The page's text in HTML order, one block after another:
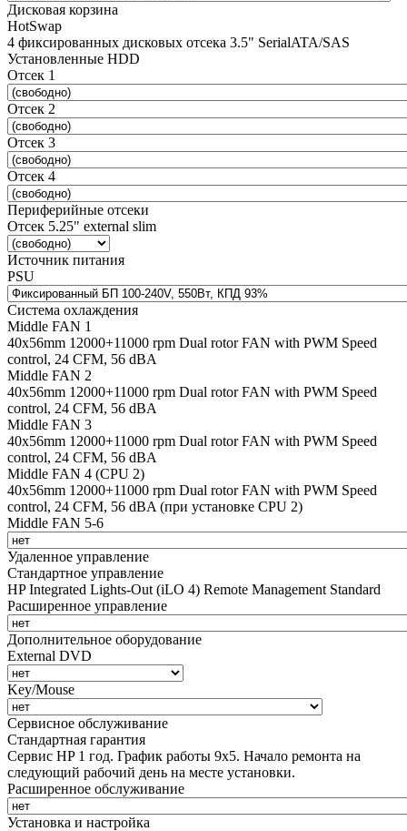
Дисковая корзина
HotSwap
4 фиксированных дисковых отсека 3.5" SerialATA/SAS
Установленные HDD
Отсек 1
Отсек 2
Отсек 3
Отсек 4
Периферийные отсеки
Отсек 5.25" external slim
Источник питания
PSU
Система охлаждения
Middle FAN 1
40х56mm 12000+11000 rpm Dual rotor FAN with PWM Speed
control, 24 CFM, 56 dBA
Middle FAN 2
40х56mm 12000+11000 rpm Dual rotor FAN with PWM Speed
control, 24 CFM, 56 dBA
Middle FAN 3
40х56mm 12000+11000 rpm Dual rotor FAN with PWM Speed
control, 24 CFM, 56 dBA
Middle FAN 4 (CPU 2)
40х56mm 12000+11000 rpm Dual rotor FAN with PWM Speed
control, 24 CFM, 56 dBA (при установке CPU 2)
Middle FAN 5-6
Удаленное управление
Стандартное управление
HP Integrated Lights-Out (iLO 4) Remote Management Standard
Расширенное управление
Дополнительное оборудование
External DVD
Key/Mouse
Сервисное обслуживание
Стандартная гарантия
Сервис HP 1 год. График работы 9х5. Начало ремонта на
следующий рабочий день на месте установки.
Расширенное обслуживание
Установка и настройка